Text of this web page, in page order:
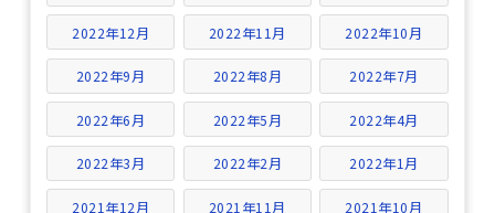
2022年12月 2022年11月 2022年10月
2022年9月 2022年8月 2022年7月
2022年6月 2022年5月 2022年4月
2022年3月 2022年2月 2022年1月
2021年12月 2021年11月 2021年10月